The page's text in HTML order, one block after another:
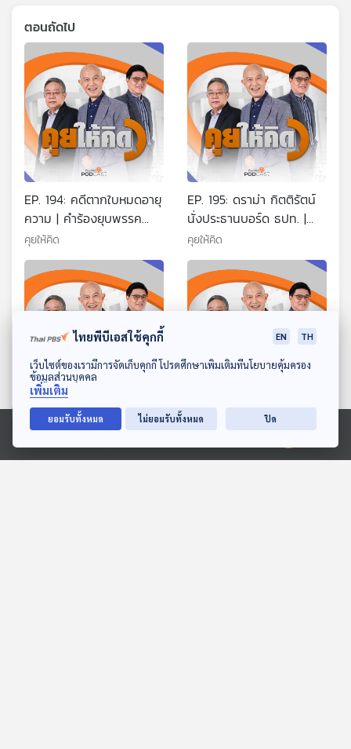
ดาวน์โหลด Thai PBS Podcast Application
Ⓒ 2020 องค์การกระจายเสียงและแพร่ภาพสาธารณะแห่งประเทศไทย
ตอนถัดไป
EP. 194: คดีตากใบหมดอายุ
ความ | คำร้องยุบพรรค
ระเบิดรอบตัวเพื่อไทย | 3
เรื่องใหญ่ของรัฐบาล
คุยให้คิด
EP. 195: ดราม่า กิตติรัตน์
นั่งประธานบอร์ด ธปท. |
เกาะกูดกับพื้นที่ทับซ้อน |
ฝันร้ายพฤศจิกายน
คุยให้คิด
EP. 196: ปัญหาการบินไทย
และแบงก์ชาติ | จุดจบเกาะ
คุยให้คิด
EP. 197: แจกเงินหมื่น หนี้
ครัวเรือน เลือกตั้ง กับ
ทักษิณ | ศึกที่ดินเขากระโดง
คุยให้คิด
ไทยพีบีเอสใช้คุกกี้ EN TH
เว็บไซต์ของเรามีการจัดเก็บคุกกี้ โปรดศึกษาเพิ่มเติมที่นโยบายคุ้มครอง
ข้อมูลส่วนบุคคล
เพิ่มเติม
ยอมรับทั้งหมด ไม่ยอมรับทั้งหมด ปิด